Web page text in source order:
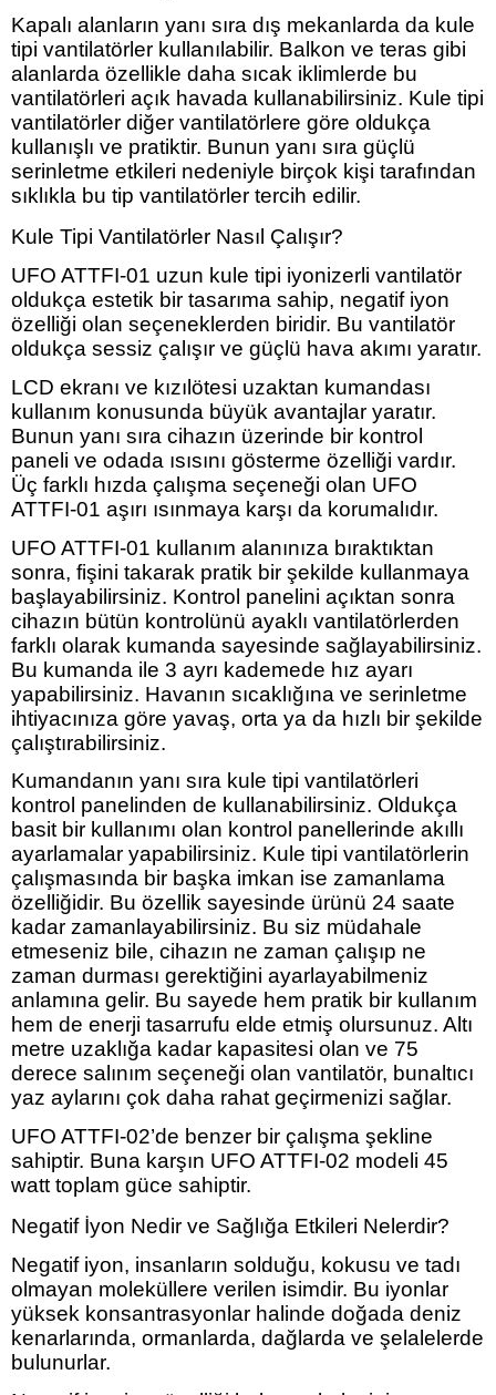
Kapalı alanların yanı sıra dış mekanlarda da kule
tipi vantilatörler kullanılabilir. Balkon ve teras gibi
alanlarda özellikle daha sıcak iklimlerde bu
vantilatörleri açık havada kullanabilirsiniz. Kule tipi
vantilatörler diğer vantilatörlere göre oldukça
kullanışlı ve pratiktir. Bunun yanı sıra güçlü
serinletme etkileri nedeniyle birçok kişi tarafından
sıklıkla bu tip vantilatörler tercih edilir.
Kule Tipi Vantilatörler Nasıl Çalışır?
UFO ATTFI-01 uzun kule tipi iyonizerli vantilatör
oldukça estetik bir tasarıma sahip, negatif iyon
özelliği olan seçeneklerden biridir. Bu vantilatör
oldukça sessiz çalışır ve güçlü hava akımı yaratır.
LCD ekranı ve kızılötesi uzaktan kumandası
kullanım konusunda büyük avantajlar yaratır.
Bunun yanı sıra cihazın üzerinde bir kontrol
paneli ve odada ısısını gösterme özelliği vardır.
Üç farklı hızda çalışma seçeneği olan UFO
ATTFI-01 aşırı ısınmaya karşı da korumalıdır.
UFO ATTFI-01 kullanım alanınıza bıraktıktan
sonra, fişini takarak pratik bir şekilde kullanmaya
başlayabilirsiniz. Kontrol panelini açıktan sonra
cihazın bütün kontrolünü ayaklı vantilatörlerden
farklı olarak kumanda sayesinde sağlayabilirsiniz.
Bu kumanda ile 3 ayrı kademede hız ayarı
yapabilirsiniz. Havanın sıcaklığına ve serinletme
ihtiyacınıza göre yavaş, orta ya da hızlı bir şekilde
çalıştırabilirsiniz.
Kumandanın yanı sıra kule tipi vantilatörleri
kontrol panelinden de kullanabilirsiniz. Oldukça
basit bir kullanımı olan kontrol panellerinde akıllı
ayarlamalar yapabilirsiniz. Kule tipi vantilatörlerin
çalışmasında bir başka imkan ise zamanlama
özelliğidir. Bu özellik sayesinde ürünü 24 saate
kadar zamanlayabilirsiniz. Bu siz müdahale
etmeseniz bile, cihazın ne zaman çalışıp ne
zaman durması gerektiğini ayarlayabilmeniz
anlamına gelir. Bu sayede hem pratik bir kullanım
hem de enerji tasarrufu elde etmiş olursunuz. Altı
metre uzaklığa kadar kapasitesi olan ve 75
derece salınım seçeneği olan vantilatör, bunaltıcı
yaz aylarını çok daha rahat geçirmenizi sağlar.
UFO ATTFI-02’de benzer bir çalışma şekline
sahiptir. Buna karşın UFO ATTFI-02 modeli 45
watt toplam güce sahiptir.
Negatif İyon Nedir ve Sağlığa Etkileri Nelerdir?
Negatif iyon, insanların solduğu, kokusu ve tadı
olmayan moleküllere verilen isimdir. Bu iyonlar
yüksek konsantrasyonlar halinde doğada deniz
kenarlarında, ormanlarda, dağlarda ve şelalelerde
bulunurlar.